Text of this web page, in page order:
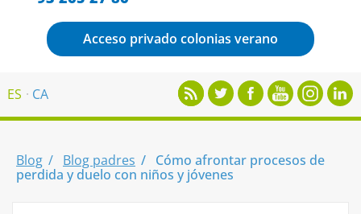
Acceso privado colonias verano
ES CA
Blog Blog padres
Cómo afrontar procesos de
perdida y duelo con niños y jóvenes